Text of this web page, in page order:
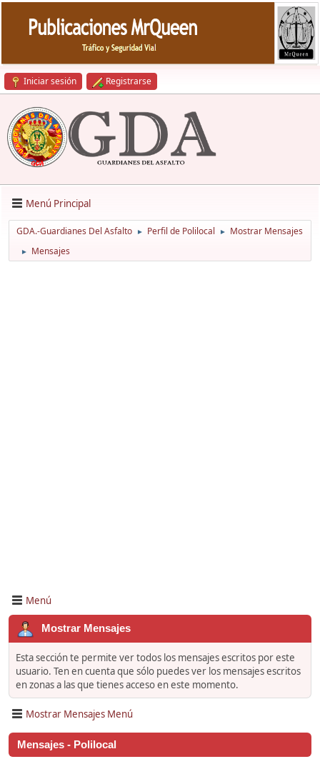
Iniciar sesión Registrarse
Menú Principal
GDA.-Guardianes Del Asfalto ► Perfil de Polilocal ► Mostrar Mensajes
► Mensajes
Menú
Mostrar Mensajes
Esta sección te permite ver todos los mensajes escritos por este
usuario. Ten en cuenta que sólo puedes ver los mensajes escritos
en zonas a las que tienes acceso en este momento.
Mostrar Mensajes Menú
Mensajes - Polilocal